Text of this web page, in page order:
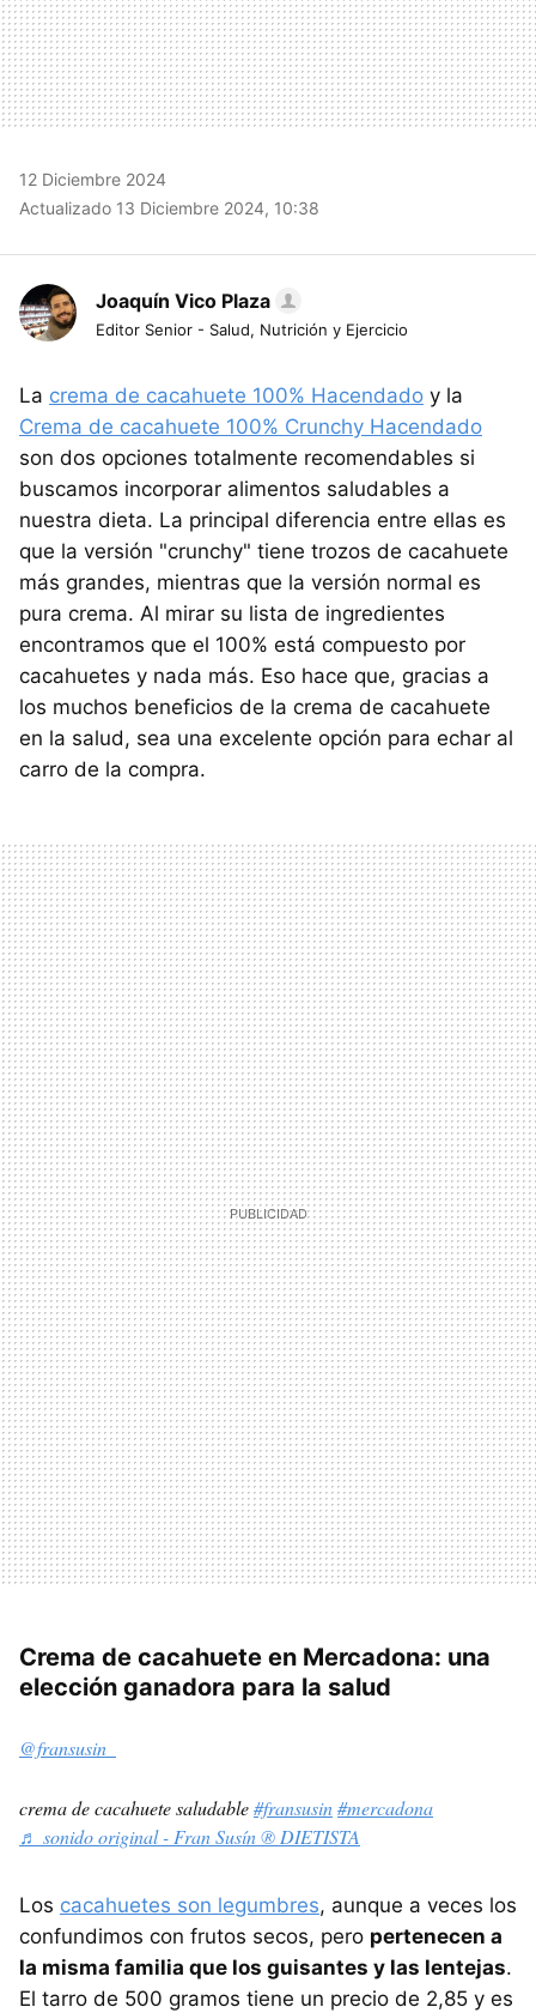
12 Diciembre 2024
Actualizado 13 Diciembre 2024, 10:38
Joaquín Vico Plaza
Editor Senior - Salud, Nutrición y Ejercicio
La crema de cacahuete 100% Hacendado y la
Crema de cacahuete 100% Crunchy Hacendado
son dos opciones totalmente recomendables si
buscamos incorporar alimentos saludables a
nuestra dieta. La principal diferencia entre ellas es
que la versión "crunchy" tiene trozos de cacahuete
más grandes, mientras que la versión normal es
pura crema. Al mirar su lista de ingredientes
encontramos que el 100% está compuesto por
cacahuetes y nada más. Eso hace que, gracias a
los muchos beneficios de la crema de cacahuete
en la salud, sea una excelente opción para echar al
carro de la compra.
Crema de cacahuete en Mercadona: una
elección ganadora para la salud
@fransusin_
crema de cacahuete saludable#fransusin#mercadona
♬ sonido original - Fran Susín ®️ DIETISTA
Los cacahuetes son legumbres, aunque a veces los
confundimos con frutos secos, pero pertenecen a
la misma familia que los guisantes y las lentejas.
El tarro de 500 gramos tiene un precio de 2,85 y es